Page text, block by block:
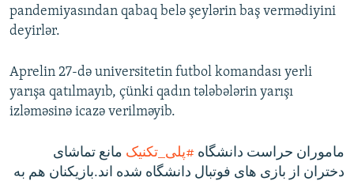
pandemiyasından qabaq belə şeylərin baş vermədiyini
deyirlər.
Aprelin 27-də universitetin futbol komandası yerli
yarışa qatılmayıb, çünki qadın tələbələrin yarışı
izləməsinə icazə verilməyib.
ماموران حراست دانشگاه #پلی_تکنیک مانع تماشای
دختران از بازی های فوتبال دانشگاه شده اند.بازیکنان هم به